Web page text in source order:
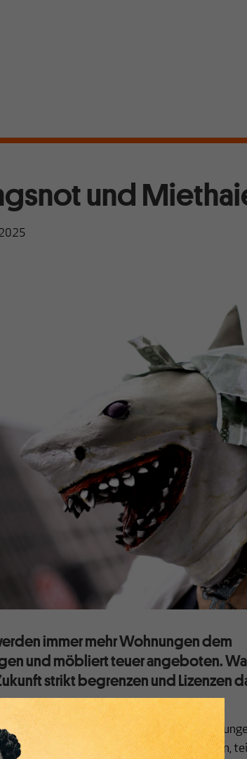
und
immer mehr Wohnungen dem
und möbliert teuer angeboten.
strikt begrenzen und Lizenzen
Leben schon öfter in möblierten
den Ferien in dafür ausgebauten Häusern,